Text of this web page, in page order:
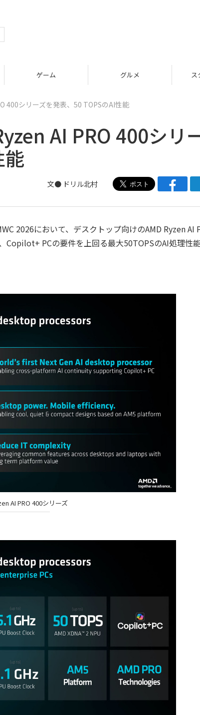
グルメ スタートアップ
400シリーズを発表、50 TOPSのAI性能
AI PRO 400シリ
文● ドリル北村
2026において、デスクトップ向けのAMD Ryzen AI
Copilot+ PCの要件を上回る最大50TOPSのAI処理性
AI PRO 400シリーズ